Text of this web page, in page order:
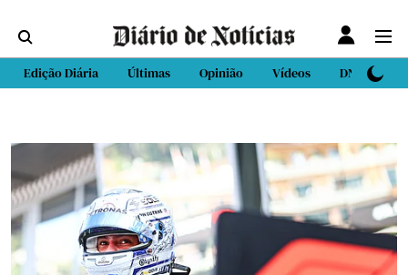
Edição Diária Últimas Opinião Vídeos DN Sport